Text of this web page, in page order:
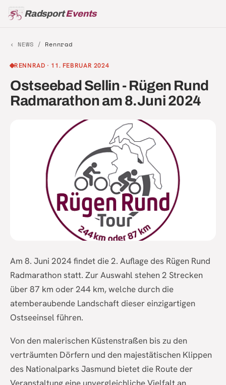
RadsportEvents
‹ NEWS / Rennrad
RENNRAD · 11. FEBRUAR 2024
Ostseebad Sellin - Rügen Rund
Radmarathon am 8.Juni 2024
Am 8. Juni 2024 findet die 2. Auflage des Rügen Rund
Radmarathon statt. Zur Auswahl stehen 2 Strecken
über 87 km oder 244 km, welche durch die
atemberaubende Landschaft dieser einzigartigen
Ostseeinsel führen.
Von den malerischen Küstenstraßen bis zu den
verträumten Dörfern und den majestätischen Klippen
des Nationalparks Jasmund bietet die Route der